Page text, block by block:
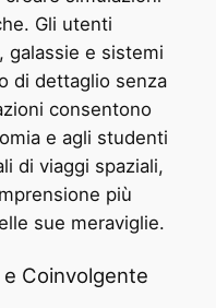
Gli utenti
galassie e sistemi
di dettaglio senza
consentono
e agli studenti
di viaggi spaziali,
più
sue meraviglie.
Coinvolgente